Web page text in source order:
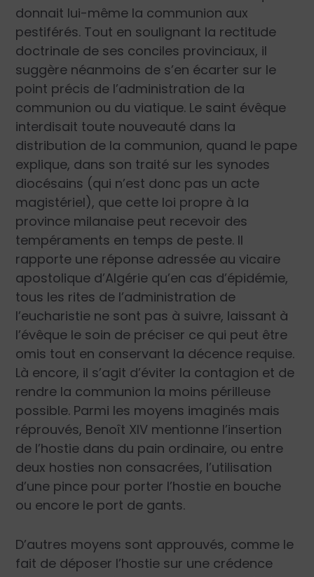
donnait lui-même la communion aux
pestiférés. Tout en soulignant la rectitude
doctrinale de ses conciles provinciaux, il
suggère néanmoins de s’en écarter sur le
point précis de l’administration de la
communion ou du viatique. Le saint évêque
interdisait toute nouveauté dans la
distribution de la communion, quand le pape
explique, dans son traité sur les synodes
diocésains (qui n’est donc pas un acte
magistériel), que cette loi propre à la
province milanaise peut recevoir des
tempéraments en temps de peste. Il
rapporte une réponse adressée au vicaire
apostolique d’Algérie qu’en cas d’épidémie,
tous les rites de l’administration de
l’eucharistie ne sont pas à suivre, laissant à
l’évêque le soin de préciser ce qui peut être
omis tout en conservant la décence requise.
Là encore, il s’agit d’éviter la contagion et de
rendre la communion la moins périlleuse
possible. Parmi les moyens imaginés mais
réprouvés, Benoît XIV mentionne l’insertion
de l’hostie dans du pain ordinaire, ou entre
deux hosties non consacrées, l’utilisation
d’une pince pour porter l’hostie en bouche
ou encore le port de gants.
D’autres moyens sont approuvés, comme le
fait de déposer l’hostie sur une crédence